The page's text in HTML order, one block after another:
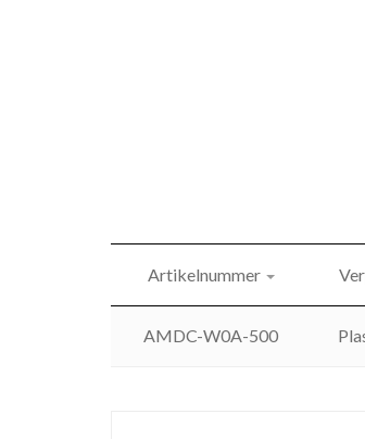
Artikelnummer
AMDC-W0A-500